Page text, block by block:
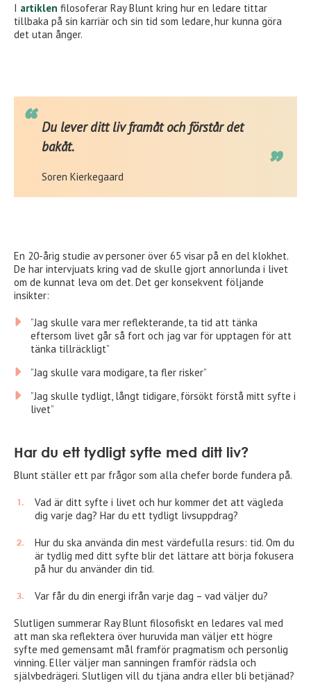
I artiklen filosoferar Ray Blunt kring hur en ledare tittar
tillbaka på sin karriär och sin tid som ledare, hur kunna göra
det utan ånger.
Du lever ditt liv framåt och förstår det
bakåt.
Soren Kierkegaard
En 20-årig studie av personer över 65 visar på en del klokhet.
De har intervjuats kring vad de skulle gjort annorlunda i livet
om de kunnat leva om det. Det ger konsekvent följande
insikter:
”Jag skulle vara mer reflekterande, ta tid att tänka
eftersom livet går så fort och jag var för upptagen för att
tänka tillräckligt”
”Jag skulle vara modigare, ta fler risker”
”Jag skulle tydligt, långt tidigare, försökt förstå mitt syfte i
livet”
Har du ett tydligt syfte med ditt liv?
Blunt ställer ett par frågor som alla chefer borde fundera på.
Vad är ditt syfte i livet och hur kommer det att vägleda
dig varje dag? Har du ett tydligt livsuppdrag?
Hur du ska använda din mest värdefulla resurs: tid. Om du
är tydlig med ditt syfte blir det lättare att börja fokusera
på hur du använder din tid.
Var får du din energi ifrån varje dag – vad väljer du?
Slutligen summerar Ray Blunt filosofiskt en ledares val med
att man ska reflektera över huruvida man väljer ett högre
syfte med gemensamt mål framför pragmatism och personlig
vinning. Eller väljer man sanningen framför rädsla och
självbedrägeri. Slutligen vill du tjäna andra eller bli betjänad?